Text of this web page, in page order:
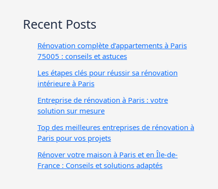
Recent Posts
Rénovation complète d’appartements à Paris
75005 : conseils et astuces
Les étapes clés pour réussir sa rénovation
intérieure à Paris
Entreprise de rénovation à Paris : votre
solution sur mesure
Top des meilleures entreprises de rénovation à
Paris pour vos projets
Rénover votre maison à Paris et en Île-de-
France : Conseils et solutions adaptés